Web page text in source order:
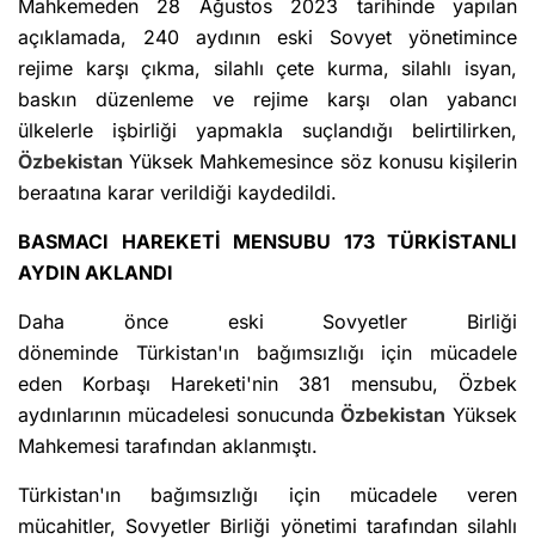
Mahkemeden 28 Ağustos 2023 tarihinde yapılan
açıklamada, 240 aydının eski Sovyet yönetimince
rejime karşı çıkma, silahlı çete kurma, silahlı isyan,
baskın düzenleme ve rejime karşı olan yabancı
ülkelerle işbirliği yapmakla suçlandığı belirtilirken,
Özbekistan Yüksek Mahkemesince söz konusu kişilerin
beraatına karar verildiği kaydedildi.
BASMACI HAREKETİ MENSUBU 173 TÜRKİSTANLI
AYDIN AKLANDI
Daha önce eski Sovyetler Birliği
döneminde Türkistan'ın bağımsızlığı için mücadele
eden Korbaşı Hareketi'nin 381 mensubu, Özbek
aydınlarının mücadelesi sonucundaÖzbekistan Yüksek
Mahkemesi tarafından aklanmıştı.
Türkistan'ın bağımsızlığı için mücadele veren
mücahitler, Sovyetler Birliği yönetimi tarafından silahlı